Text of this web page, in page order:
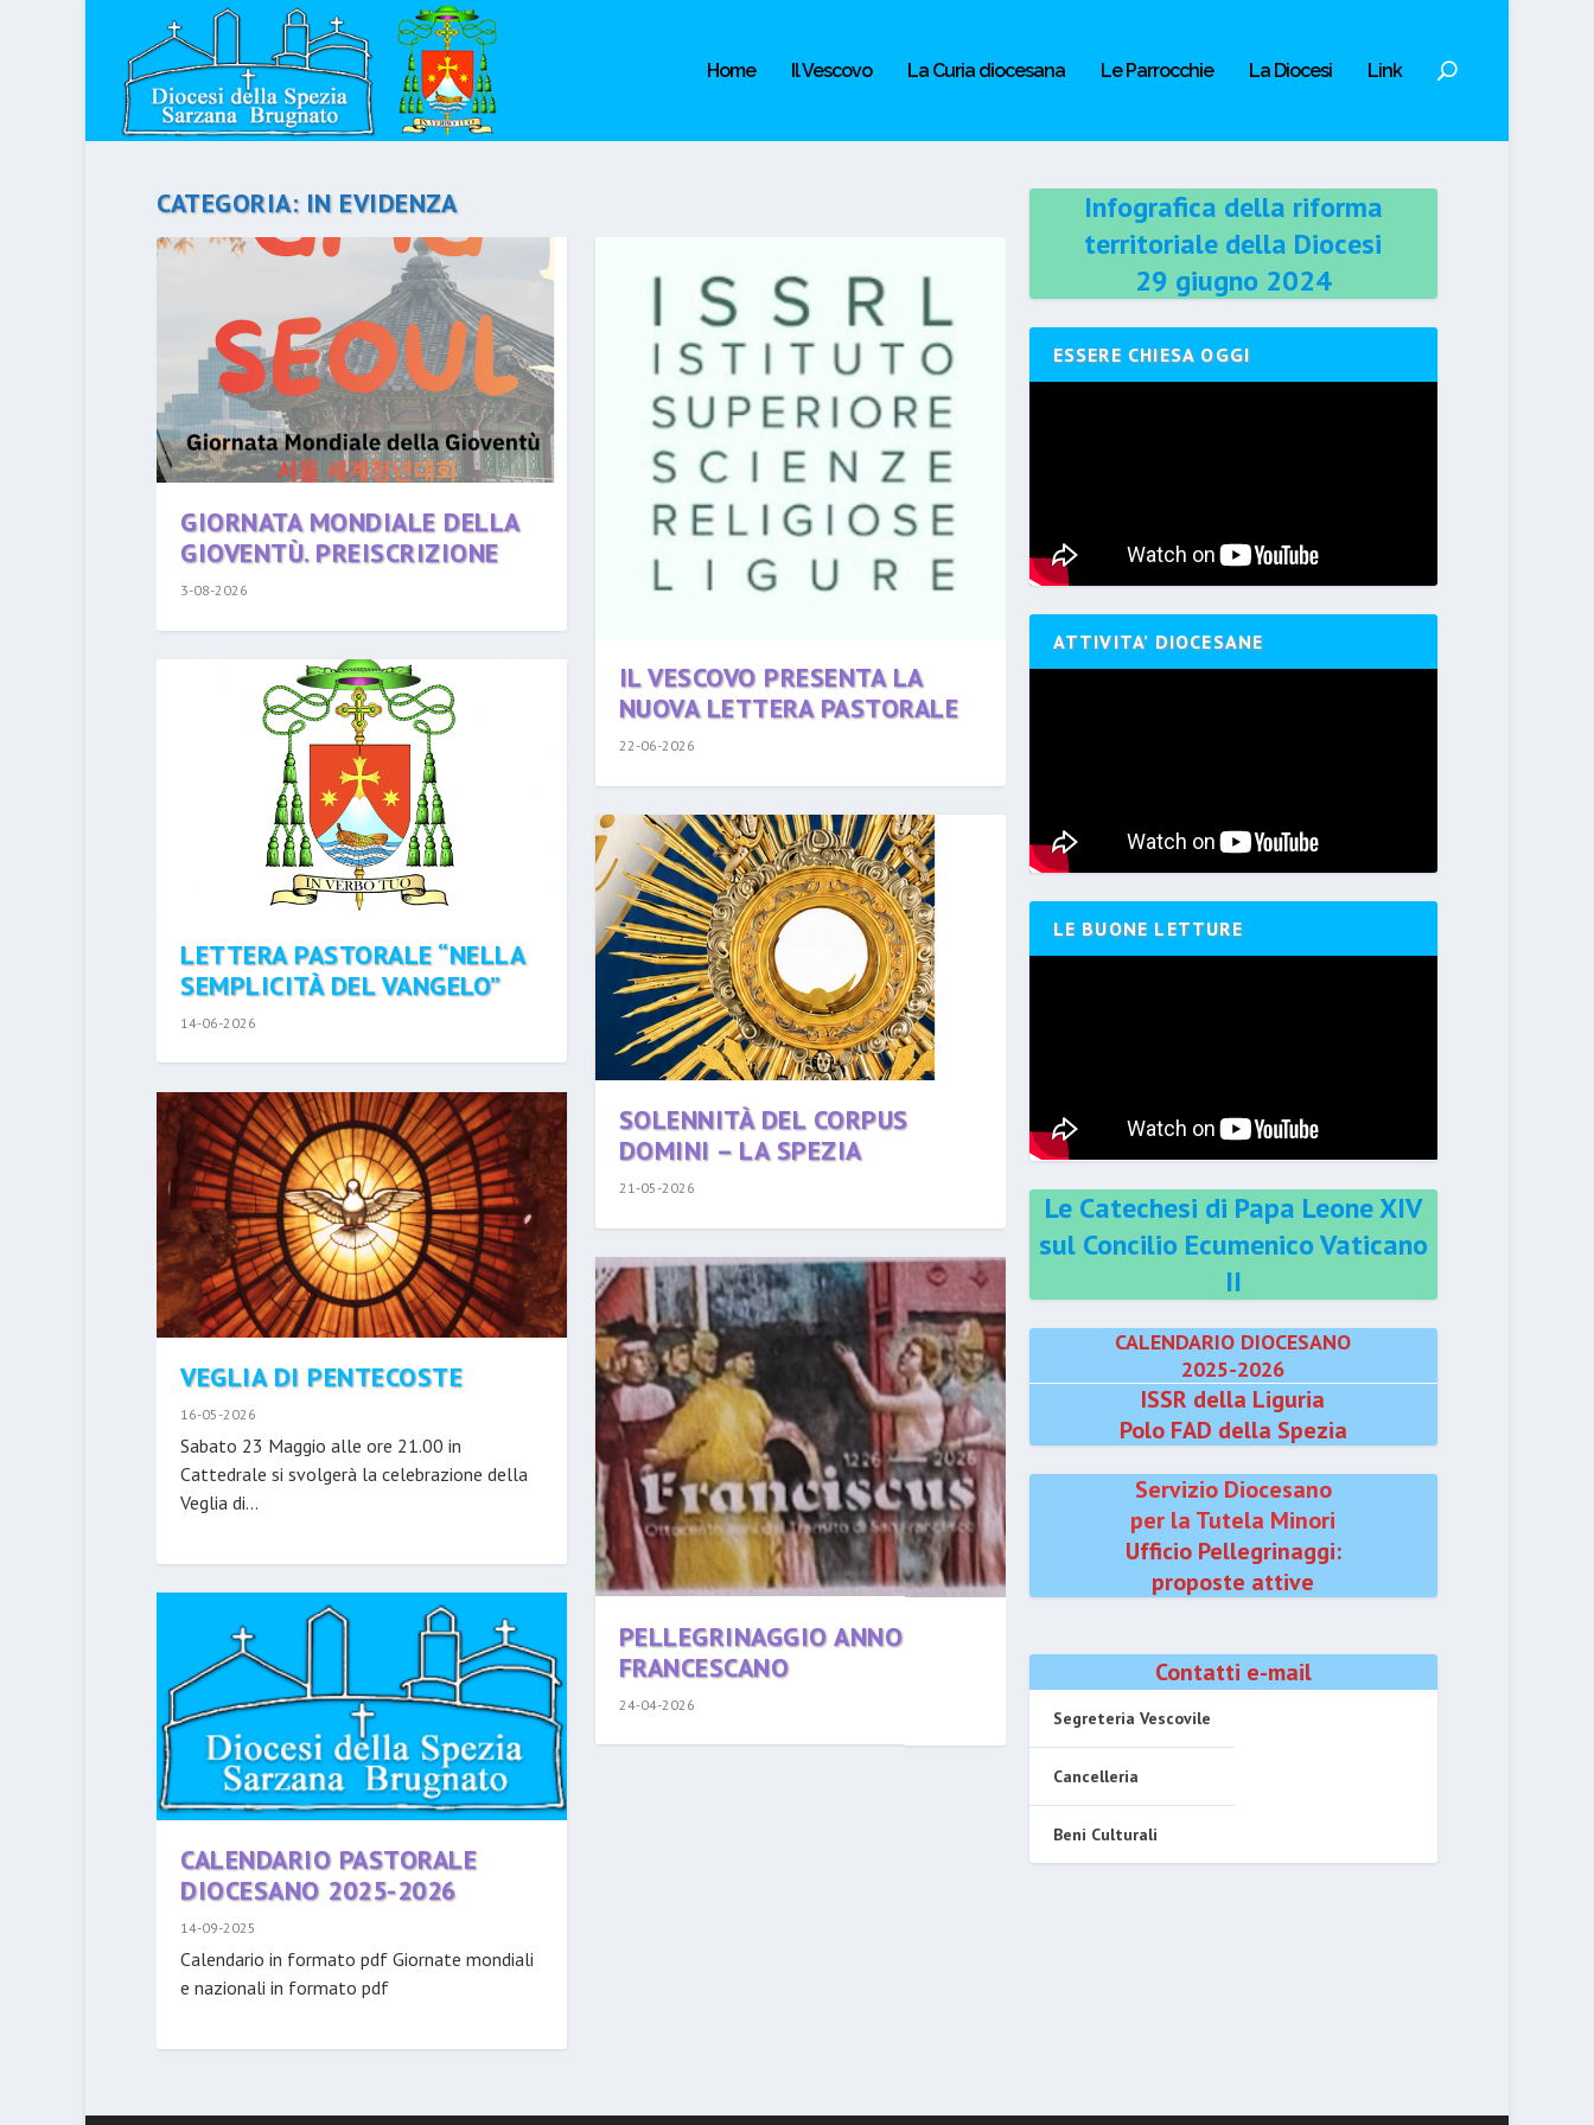
Home Il Vescovo La Curia diocesana Le Parrocchie La Diocesi Link
CATEGORIA: IN EVIDENZA
GIORNATA MONDIALE DELLA
GIOVENTÙ. PREISCRIZIONE
3-08-2026
LETTERA PASTORALE “NELLA
SEMPLICITÀ DEL VANGELO”
14-06-2026
VEGLIA DI PENTECOSTE
16-05-2026
Sabato 23 Maggio alle ore 21.00 in
Cattedrale si svolgerà la celebrazione della
Veglia di...
CALENDARIO PASTORALE
DIOCESANO 2025-2026
14-09-2025
Calendario in formato pdf Giornate mondiali
e nazionali in formato pdf
IL VESCOVO PRESENTA LA
NUOVA LETTERA PASTORALE
22-06-2026
SOLENNITÀ DEL CORPUS
DOMINI – LA SPEZIA
21-05-2026
PELLEGRINAGGIO ANNO
FRANCESCANO
24-04-2026
Infografica della riforma
territoriale della Diocesi
29 giugno 2024
ESSERE CHIESA OGGI
ATTIVITA’ DIOCESANE
LE BUONE LETTURE
Le Catechesi di Papa Leone XIV
sul Concilio Ecumenico Vaticano
II
CALENDARIO DIOCESANO
2025-2026
ISSR della Liguria
Polo FAD della Spezia
Servizio Diocesano
per la Tutela Minori
Ufficio Pellegrinaggi:
proposte attive
Contatti e-mail
Segreteria Vescovile
Cancelleria
Beni Culturali